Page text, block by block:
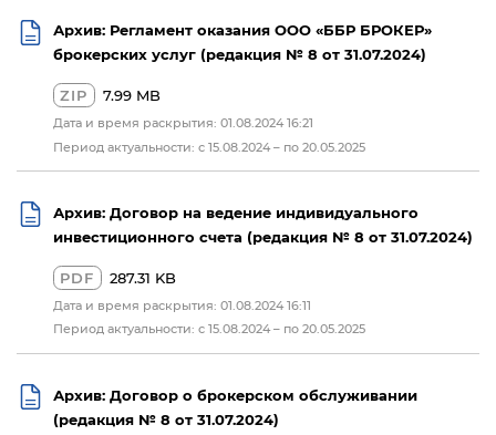
Архив: Регламент оказания ООО «ББР БРОКЕР»
брокерских услуг (редакция № 8 от 31.07.2024)
ZIP 7.99 MB
Дата и время раскрытия: 01.08.2024 16:21
Период актуальности: с 15.08.2024 – по 20.05.2025
Архив: Договор на ведение индивидуального
инвестиционного счета (редакция № 8 от 31.07.2024)
PDF 287.31 KB
Дата и время раскрытия: 01.08.2024 16:11
Период актуальности: с 15.08.2024 – по 20.05.2025
Архив: Договор о брокерском обслуживании
(редакция № 8 от 31.07.2024)